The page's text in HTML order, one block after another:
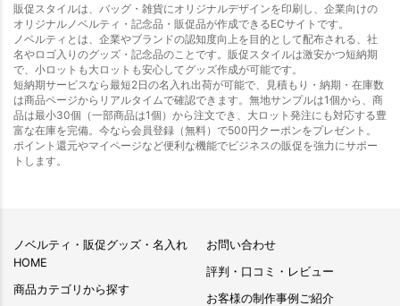
販促スタイルは、バッグ・雑貨にオリジナルデザインを印刷し、企業向けの
オリジナルノベルティ・記念品・販促品が作成できるECサイトです。
ノベルティとは、企業やブランドの認知度向上を目的として配布される、社
名やロゴ入りのグッズ・記念品のことです。販促スタイルは激安かつ短納期
で、小ロットも大ロットも安心してグッズ作成が可能です。
短納期サービスなら最短2日の名入れ出荷が可能で、見積もり・納期・在庫数
は商品ページからリアルタイムで確認できます。無地サンプルは1個から、商
品は最小30個（一部商品は1個）から注文でき、大ロット発注にも対応する豊
富な在庫を完備。今なら会員登録（無料）で500円クーポンをプレゼント。
ポイント還元やマイページなど便利な機能でビジネスの販促を強力にサポー
トします。
ノベルティ・販促グッズ・名入れ
HOME
商品カテゴリから探す
お問い合わせ
評判・口コミ・レビュー
お客様の制作事例ご紹介